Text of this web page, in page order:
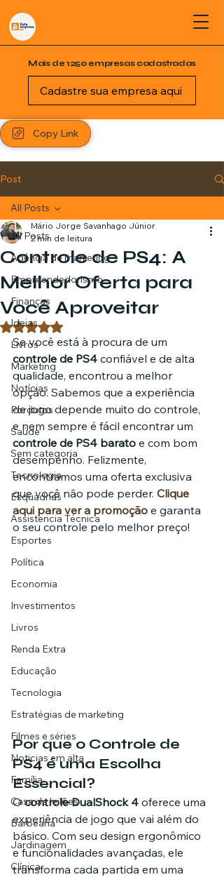
Mais de 1250 empresas cadastradas
Cadastre sua empresa aqui
Copy Link
Post
All Posts
Agência de marketing
Empreendedorismo
Finanças
Ideias
Livros
Marketing
Notícias
Pordutos
Saúde
Sem categoria
Tecnologia
Esquadrias
Assistencia Técnica
Esportes
Política
Economia
Investimentos
Livros
Renda Extra
Educação
Tecnologia
Estratégias de marketing
Filmes e séries
Noticias em alta
Família
Casa de leilões
Barbearia
Jardinagem
Clínica
All Posts
Controle de PS4: A
Melhor Oferta para
Você Aproveitar
Mário Jorge Savanhago Júnior
2 min de leitura
Avaliado com NaN de 5 estrelas.
Se você está à procura de um
controle de PS4 confiável e de alta
qualidade, encontrou a melhor
opção. Sabemos que a experiência
de jogo depende muito do controle,
e nem sempre é fácil encontrar um
controle de PS4 barato e com bom
desempenho. Felizmente,
encontramos uma oferta exclusiva
que você não pode perder. Clique
aqui para ver a promoção e garanta
o seu controle pelo melhor preço!
Por que o Controle de
PS4 é uma Escolha
Essencial?
O controle DualShock 4 oferece uma
experiência de jogo que vai além do
básico. Com seu design ergonômico
e funcionalidades avançadas, ele
transforma cada partida em uma